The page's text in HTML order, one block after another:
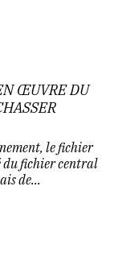
ŒUVRE DU
le fichier
du fichier central
de...